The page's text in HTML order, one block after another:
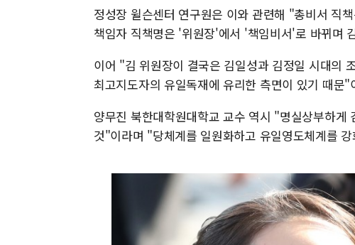
정성장 윌슨센터 연구원은 이와 관련해 "총비서 직
책임자 직책명은 '위원장'에서 '책임비서'로 바뀌며
이어 "김 위원장이 결국은 김일성과 김정일 시대의
최고지도자의 유일독재에 유리한 측면이 있기 때문"
양무진 북한대학원대학교 교수 역시 "명실상부하
것"이라며 "당체계를 일원화하고 유일영도체계를